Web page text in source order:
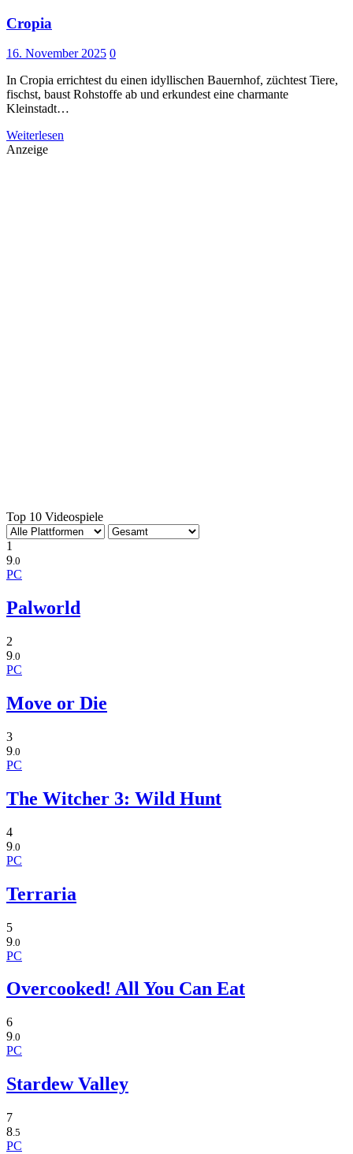
Cropia
16. November 2025 0
In Cropia errichtest du einen idyllischen Bauernhof, züchtest Tiere,
fischst, baust Rohstoffe ab und erkundest eine charmante
Kleinstadt…
Weiterlesen
Anzeige
Top 10 Videospiele
1
9.0
PC
Palworld
2
9.0
PC
Move or Die
3
9 .0
PC
The Witcher 3: Wild Hunt
4
9 .0
PC
Terraria
5
9 .0
PC
Overcooked! All You Can Eat
6
9.0
PC
Stardew Valley
7
8.5
PC